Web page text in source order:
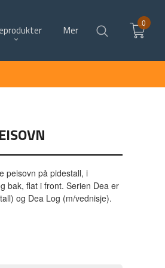
Mer
0
peisovn på pidestall, i
bak, flat i front. Serien Dea er
og Dea Log (m/vednisje).